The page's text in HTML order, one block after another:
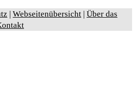
| Webseitenübersicht | Über das